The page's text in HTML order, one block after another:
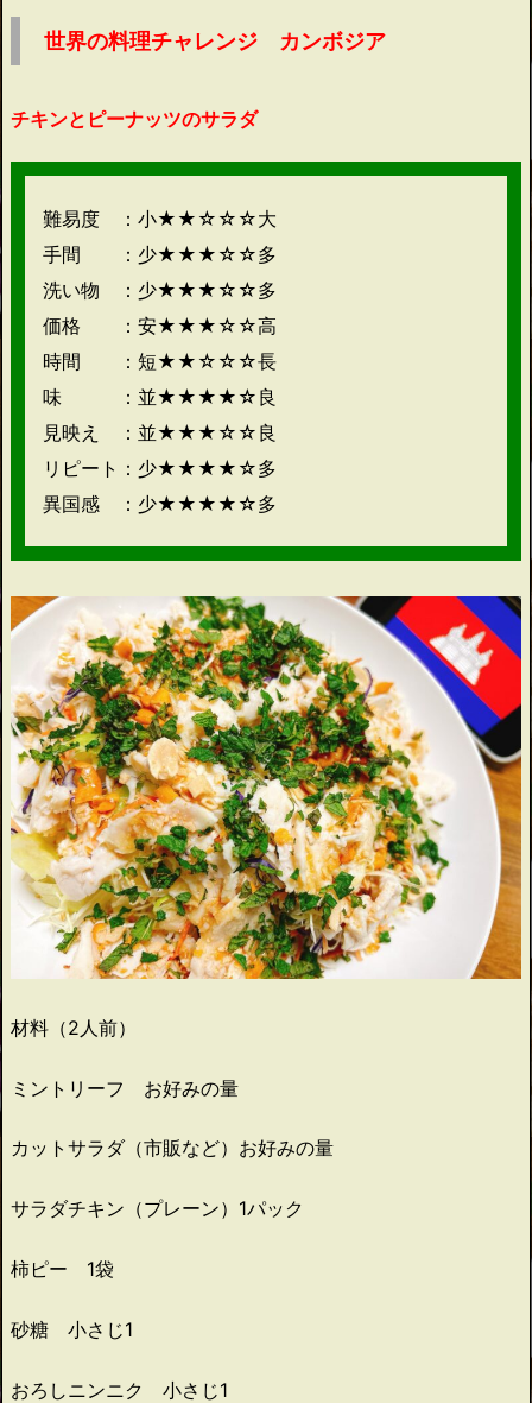
世界の料理チャレンジ カンボジア
チキンとピーナッツのサラダ
難易度 ：小★★☆☆☆大
手間 ：少★★★☆☆多
洗い物 ：少★★★☆☆多
価格 ：安★★★☆☆高
時間 ：短★★☆☆☆長
味 ：並★★★★☆良
見映え ：並★★★☆☆良
リピート：少★★★★☆多
異国感 ：少★★★★☆多
材料（2人前）
ミントリーフ お好みの量
カットサラダ（市販など）お好みの量
サラダチキン（プレーン）1パック
柿ピー 1袋
砂糖 小さじ1
おろしニンニク 小さじ1